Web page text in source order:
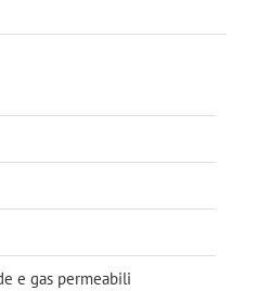
e gas permeabili